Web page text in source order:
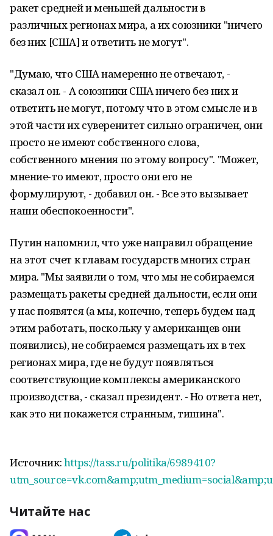
ракет средней и меньшей дальности в
различных регионах мира, а их союзники "ничего
без них [США] и ответить не могут".
"Думаю, что США намеренно не отвечают, -
сказал он. - А союзники США ничего без них и
ответить не могут, потому что в этом смысле и в
этой части их суверенитет сильно ограничен, они
просто не имеют собственного слова,
собственного мнения по этому вопросу". "Может,
мнение-то имеют, просто они его не
формулируют, - добавил он. - Все это вызывает
наши обеспокоенности".
Путин напомнил, что уже направил обращение
на этот счет к главам государств многих стран
мира. "Мы заявили о том, что мы не собираемся
размещать ракеты средней дальности, если они
у нас появятся (а мы, конечно, теперь будем над
этим работать, поскольку у американцев они
появились), не собираемся размещать их в тех
регионах мира, где не будут появляться
соответствующие комплексы американского
производства, - сказал президент. - Но ответа нет,
как это ни покажется странным, тишина".
Источник:https://tass.ru/politika/6989410?
Читайте нас